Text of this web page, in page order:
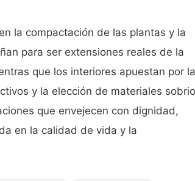
la compactación de las plantas y la
para ser extensiones reales de la
que los interiores apuestan por la
y la elección de materiales
que envejecen con dignidad,
en la calidad de vida y la